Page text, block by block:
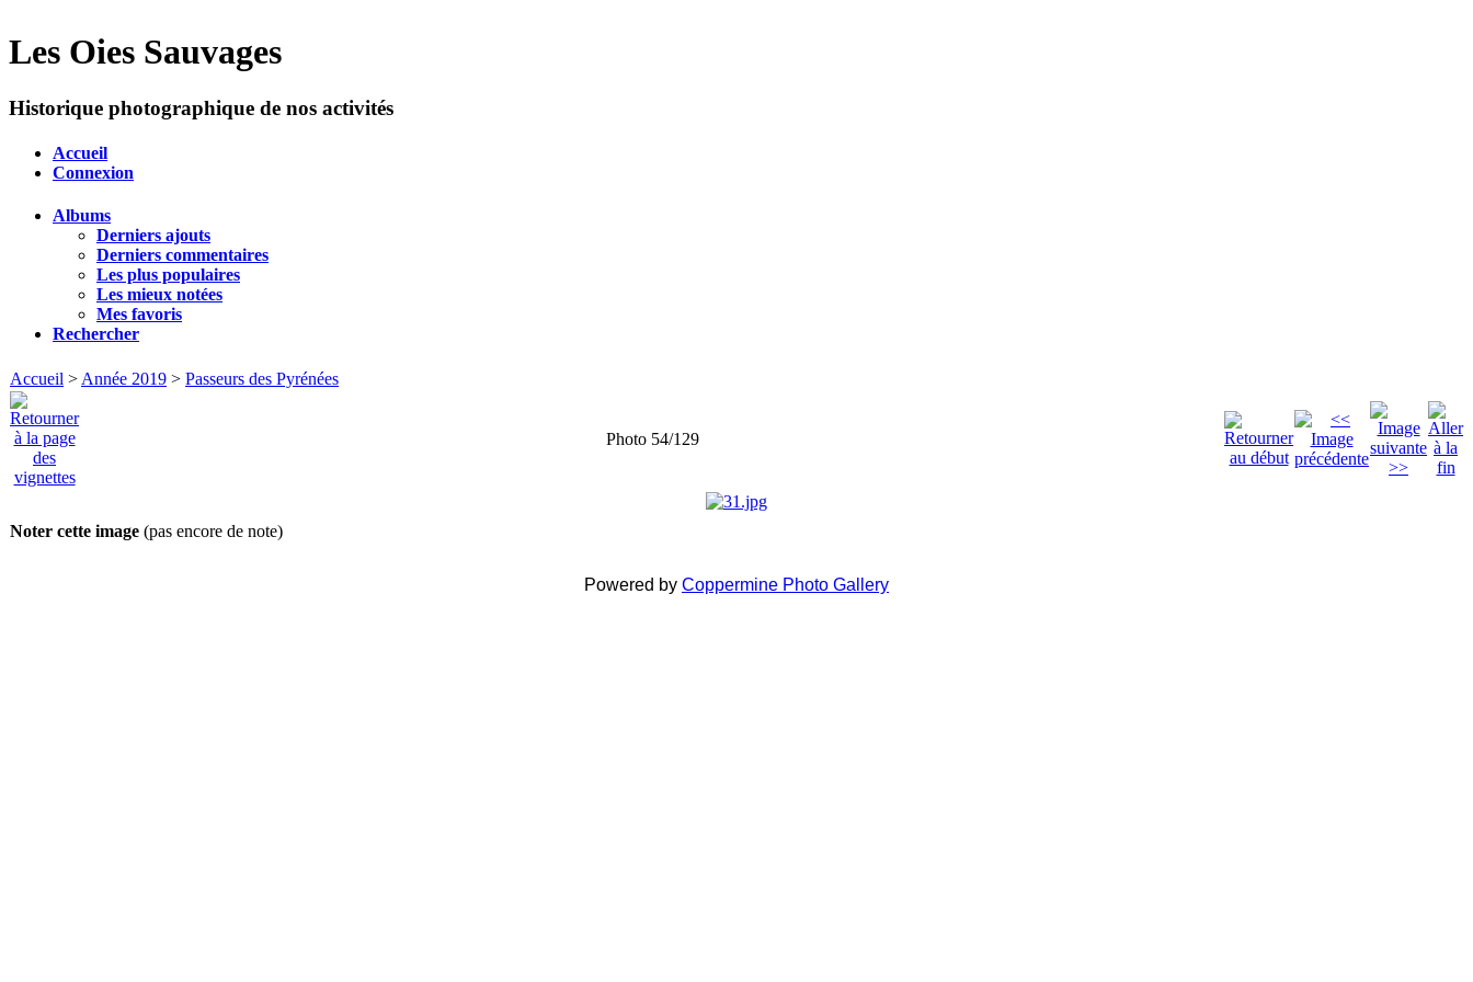
Les Oies Sauvages
Historique photographique de nos activités
Accueil
Connexion
Albums
Derniers ajouts
Derniers commentaires
Les plus populaires
Les mieux notées
Mes favoris
Rechercher
Accueil > Année 2019 > Passeurs des Pyrénées
Photo 54/129
Noter cette image (pas encore de note)
Powered by Coppermine Photo Gallery